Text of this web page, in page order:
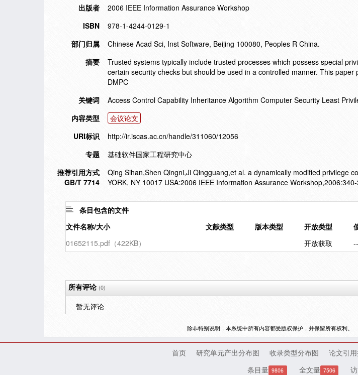
出版者
2006 IEEE Information Assurance Workshop
ISBN
978-1-4244-0129-1
部门归属
Chinese Acad Sci, Inst Software, Beijing 100080, Peoples R China.
摘要
Trusted systems typically include trusted processes which possess special
certain security checks but should be used in a controlled manner. This
DMPC
关键词
Access Control Capability Inheritance Algorithm Computer Security Least
内容类型
会议论文
URI标识
http://ir.iscas.ac.cn/handle/311060/12056
专题
基础软件国家工程研究中心
推荐引用方式
GB/T 7714
Qing Sihan,Shen Qingni,Ji Qingguang,et al. a dynamically modified privilege
YORK, NY 10017 USA:2006 IEEE Information Assurance
条目包含的文件
文件名称/大小
文献类型 版本类型 开放类型
01652115.pdf（422KB）
开放获取 --
所有评论(0)
暂无评论
除非特别说明，本系统中所有内容都受版权保护，并保留所有权利。
首页 研究单元产出分布图 收录类型分布图 论文引
条目量 9806 全文量 7506